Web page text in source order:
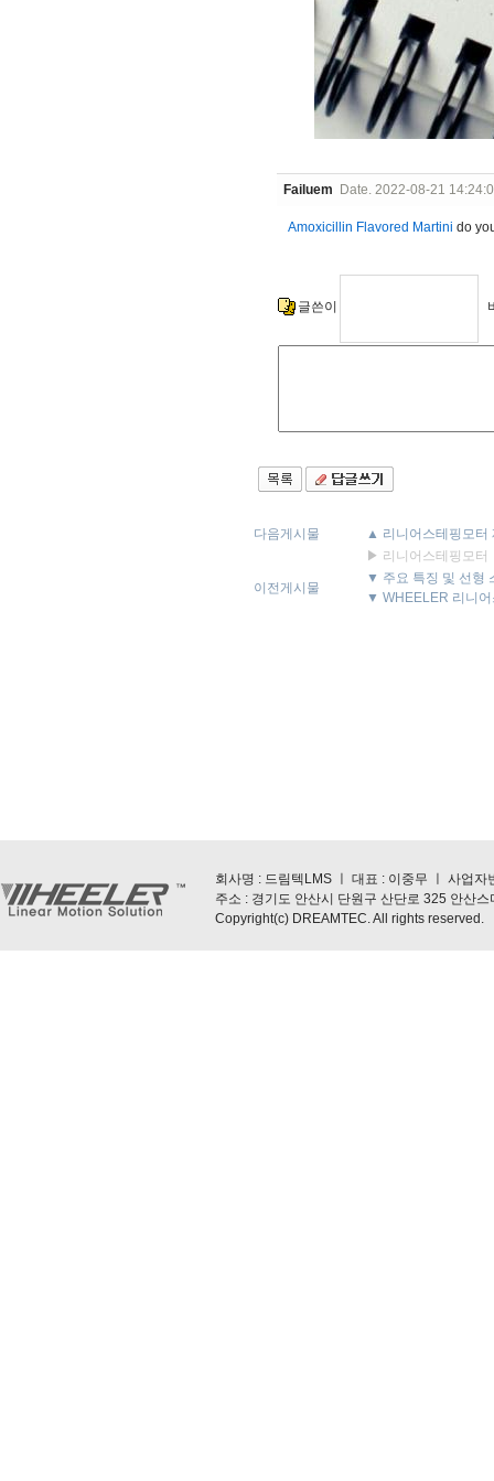
Failuem Date. 2022-08-21
Amoxicillin Flavored Martini do
글쓴이
다음게시물
▲ 리니어스테핑모터
▶ 리니어스테핑모터
이전게시물
▼ 주요 특징 및 선형
▼ WHEELER 리니
회사명 : 드림텍LMS ㅣ 대표 : 이중무 ㅣ 사업
주소 : 경기도 안산시 단원구 산단로 325 안산
Copyright(c) DREAMTEC. All rights reserved.